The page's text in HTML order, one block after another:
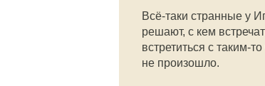
Всё-таки странные у
решают, с кем
встретиться с таким-
не произошло.